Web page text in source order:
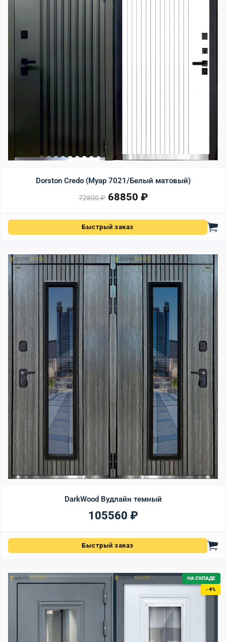
Dorston Credo (Муар 7021/Белый матовый)
72800₽ Первоначальная цена
68850 ₽
Текущая цена: 68850 ₽.
Быстрый заказ
DarkWood Вудлайн темный
105560 ₽
Быстрый заказ
НА СКЛАДЕ
- 4%